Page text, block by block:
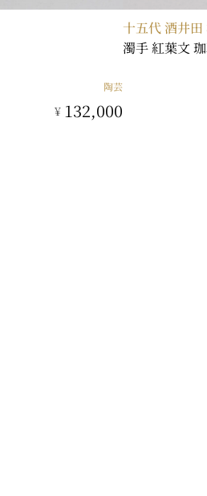
陶芸
¥ 132,000
十五代 酒井
濁手 紅葉文